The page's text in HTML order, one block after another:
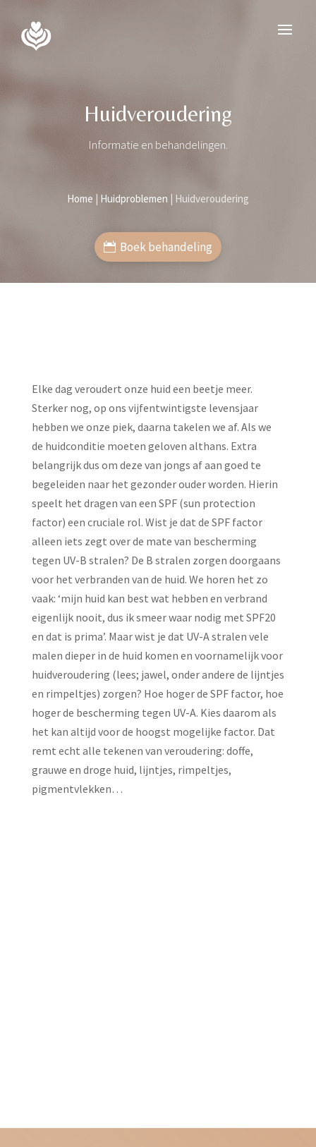
Huidveroudering
Informatie en behandelingen.
Home | Huidproblemen | Huidveroudering
Boek behandeling
Elke dag veroudert onze huid een beetje meer.
Sterker nog, op ons vijfentwintigste levensjaar
hebben we onze piek, daarna takelen we af. Als we
de huidconditie moeten geloven althans. Extra
belangrijk dus om deze van jongs af aan goed te
begeleiden naar het gezonder ouder worden. Hierin
speelt het dragen van een SPF (sun protection
factor) een cruciale rol. Wist je dat de SPF factor
alleen iets zegt over de mate van bescherming
tegen UV-B stralen? De B stralen zorgen doorgaans
voor het verbranden van de huid. We horen het zo
vaak: ‘mijn huid kan best wat hebben en verbrand
eigenlijk nooit, dus ik smeer waar nodig met SPF20
en dat is prima’. Maar wist je dat UV-A stralen vele
malen dieper in de huid komen en voornamelijk voor
huidveroudering (lees; jawel, onder andere de lijntjes
en rimpeltjes) zorgen? Hoe hoger de SPF factor, hoe
hoger de bescherming tegen UV-A. Kies daarom als
het kan altijd voor de hoogst mogelijke factor. Dat
remt echt alle tekenen van veroudering: doffe,
grauwe en droge huid, lijntjes, rimpeltjes,
pigmentvlekken…